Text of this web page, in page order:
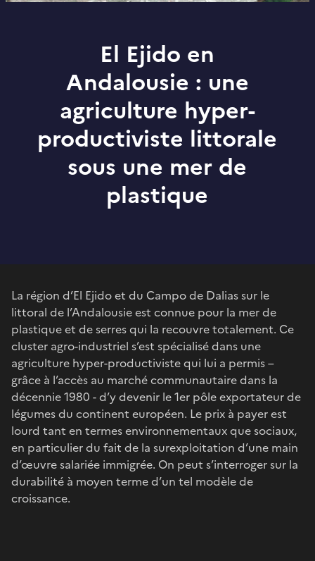
El Ejido en
Andalousie : une
agriculture hyper-
productiviste littorale
sous une mer de
plastique
La région d’El Ejido et du Campo de Dalias sur le
littoral de l’Andalousie est connue pour la mer de
plastique et de serres qui la recouvre totalement. Ce
cluster agro-industriel s’est spécialisé dans une
agriculture hyper-productiviste qui lui a permis –
grâce à l’accès au marché communautaire dans la
décennie 1980 - d’y devenir le 1er pôle exportateur de
légumes du continent européen. Le prix à payer est
lourd tant en termes environnementaux que sociaux,
en particulier du fait de la surexploitation d’une main
d’œuvre salariée immigrée. On peut s’interroger sur la
durabilité à moyen terme d’un tel modèle de
croissance.